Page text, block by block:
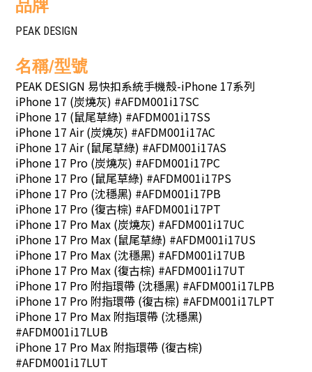
品牌
PEAK DESIGN
名稱/型號
PEAK DESIGN 易快扣系統手機殼-iPhone 17系列
iPhone 17 (炭燒灰) #AFDM001i17SC
iPhone 17 (鼠尾草綠) #AFDM001i17SS
iPhone 17 Air (炭燒灰) #AFDM001i17AC
iPhone 17 Air (鼠尾草綠) #AFDM001i17AS
iPhone 17 Pro (炭燒灰) #AFDM001i17PC
iPhone 17 Pro (鼠尾草綠) #AFDM001i17PS
iPhone 17 Pro (沈穩黑) #AFDM001i17PB
iPhone 17 Pro (復古棕) #AFDM001i17PT
iPhone 17 Pro Max (炭燒灰) #AFDM001i17UC
iPhone 17 Pro Max (鼠尾草綠) #AFDM001i17US
iPhone 17 Pro Max (沈穩黑) #AFDM001i17UB
iPhone 17 Pro Max (復古棕) #AFDM001i17UT
iPhone 17 Pro 附指環帶 (沈穩黑) #AFDM001i17LPB
iPhone 17 Pro 附指環帶 (復古棕) #AFDM001i17LPT
iPhone 17 Pro Max 附指環帶 (沈穩黑)
#AFDM001i17LUB
iPhone 17 Pro Max 附指環帶 (復古棕)
#AFDM001i17LUT